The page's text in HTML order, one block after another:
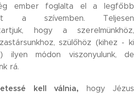
ember foglalta el a legfőbb
a szívemben. Teljesen
hogy a szerelmünkhöz,
szülőhöz (kihez - ki
ilyen módon viszonyulunk, de
rá.
kell válnia, hogy Jézus